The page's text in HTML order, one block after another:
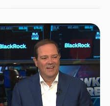
어떤 비즈니스 모델을 갖추고 있는